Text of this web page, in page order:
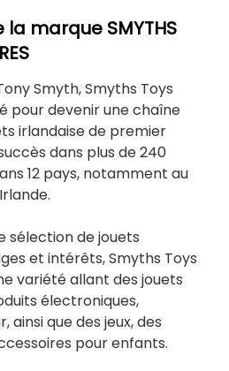
marque SMYTHS
Smyth, Smyths Toys
pour devenir une chaîne
irlandaise de premier
dans plus de 240
12 pays, notamment au
sélection de jouets
et intérêts, Smyths Toys
variété allant des jouets
électroniques,
ainsi que des jeux, des
pour enfants.